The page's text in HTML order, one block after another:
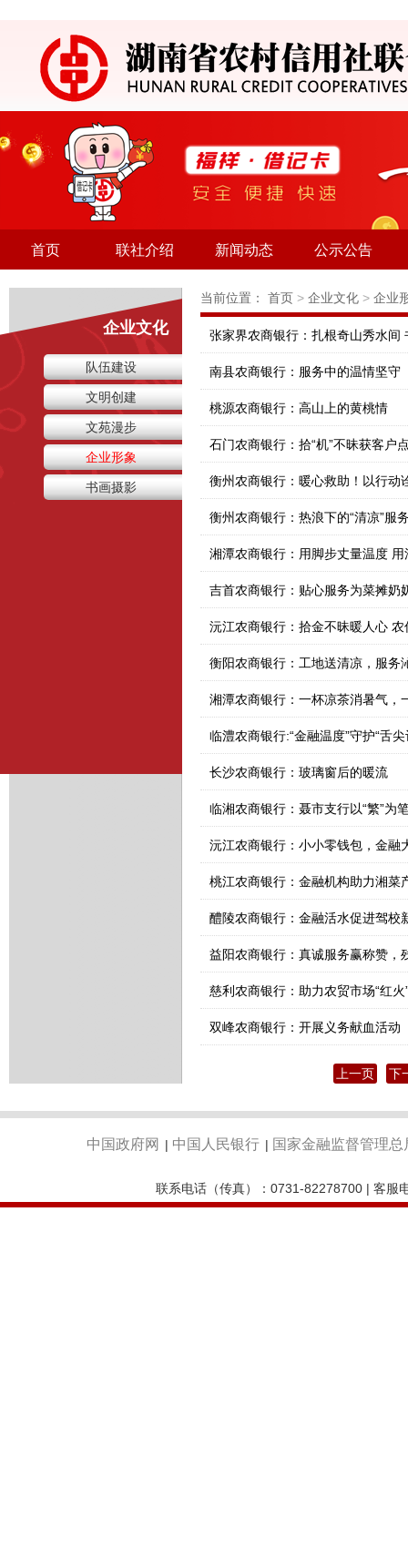
首页 联社介绍 新闻动态 公示公告
企业文化
队伍建设
文明创建
文苑漫步
企业形象
书画摄影
当前位置： 首页 > 企业文化 > 企业
张家界农商银行：扎根奇山秀水间
南县农商银行：服务中的温情坚守
桃源农商银行：高山上的黄桃情
石门农商银行：拾“机”不昧获客户
衡州农商银行：暖心救助！以行动
湘潭农商银行：用脚步丈量温度
吉首农商银行：贴心服务为菜摊奶
沅江农商银行：拾金不昧暖人心
衡阳农商银行：工地送清凉，服务
湘潭农商银行：一杯凉茶消暑气，
临澧农商银行:“金融温度”守护“舌尖
长沙农商银行：玻璃窗后的暖流
临湘农商银行：聂市支行以“繁”为
沅江农商银行：小小零钱包，金融
桃江农商银行：金融机构助力湘菜
醴陵农商银行：金融活水促进驾校
益阳农商银行：真诚服务赢称赞，
慈利农商银行：助力农贸市场“红火
双峰农商银行：开展义务献血活动
上一页 下
中国政府网 | 中国人民银行 | 国家金融监督管理总
联系电话（传真）：0731-82278700 | 客服